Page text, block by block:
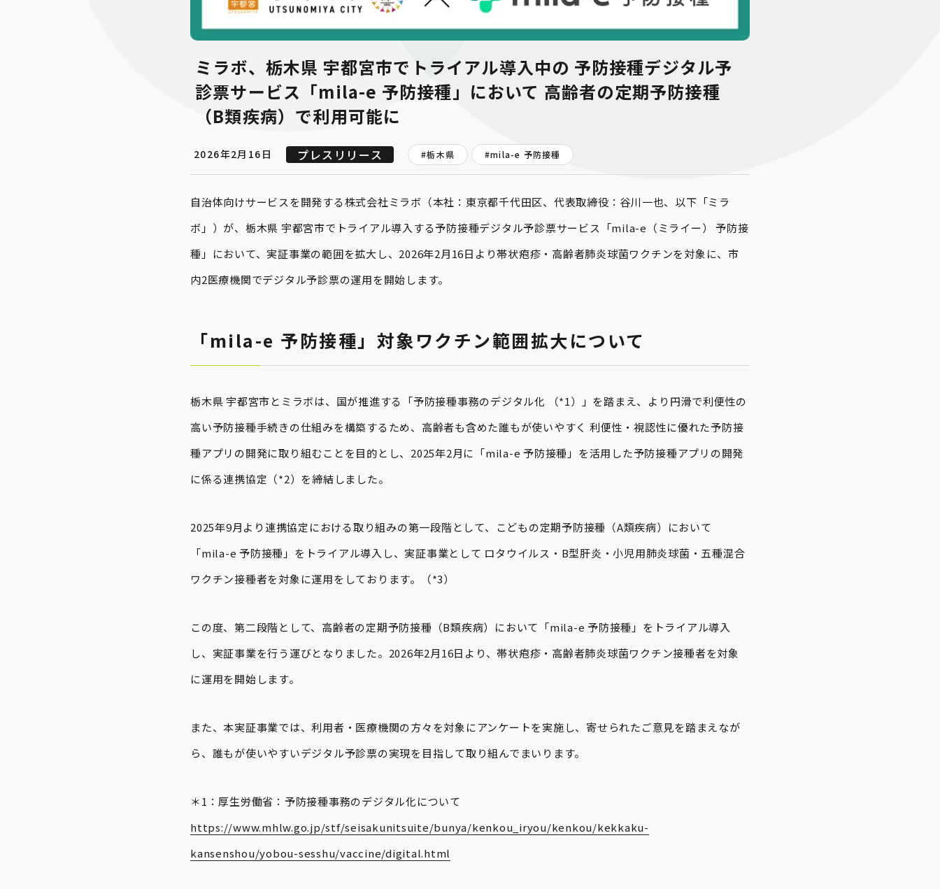
ミラボ、栃木県 宇都宮市でトライアル導入中の 予防接種デジタル予
診票サービス「mila-e 予防接種」において 高齢者の定期予防接種
（B類疾病）で利用可能に
2026年2月16日 プレスリリース #栃木県 #mila-e 予防接種
自治体向けサービスを開発する株式会社ミラボ（本社：東京都千代田区、代表取締役：谷川一也、以下「ミラ
ボ」）が、栃木県 宇都宮市でトライアル導入する予防接種デジタル予診票サービス「mila-e（ミライー） 予防接
種」において、実証事業の範囲を拡大し、2026年2月16日より帯状疱疹・高齢者肺炎球菌ワクチンを対象に、市
内2医療機関でデジタル予診票の運用を開始します。
「mila-e 予防接種」対象ワクチン範囲拡大について
栃木県 宇都宮市とミラボは、国が推進する「予防接種事務のデジタル化 （*1）」を踏まえ、より円滑で利便性の
高い予防接種手続きの仕組みを構築するため、高齢者も含めた誰もが使いやすく 利便性・視認性に優れた予防接
種アプリの開発に取り組むことを目的とし、2025年2月に「mila-e 予防接種」を活用した予防接種アプリの開発
に係る連携協定（*2）を締結しました。
2025年9月より連携協定における取り組みの第一段階として、こどもの定期予防接種（A類疾病）において
「mila-e 予防接種」をトライアル導入し、実証事業として ロタウイルス・B型肝炎・小児用肺炎球菌・五種混合
ワクチン接種者を対象に運用をしております。（*3）
この度、第二段階として、高齢者の定期予防接種（B類疾病）において「mila-e 予防接種」をトライアル導入
し、実証事業を行う運びとなりました。2026年2月16日より、帯状疱疹・高齢者肺炎球菌ワクチン接種者を対象
に運用を開始します。
また、本実証事業では、利用者・医療機関の方々を対象にアンケートを実施し、寄せられたご意見を踏まえなが
ら、誰もが使いやすいデジタル予診票の実現を目指して取り組んでまいります。
＊1：厚生労働省：予防接種事務のデジタル化について
https://www.mhlw.go.jp/stf/seisakunitsuite/bunya/kenkou_iryou/kenkou/kekkaku-
kansenshou/yobou-sesshu/vaccine/digital.html